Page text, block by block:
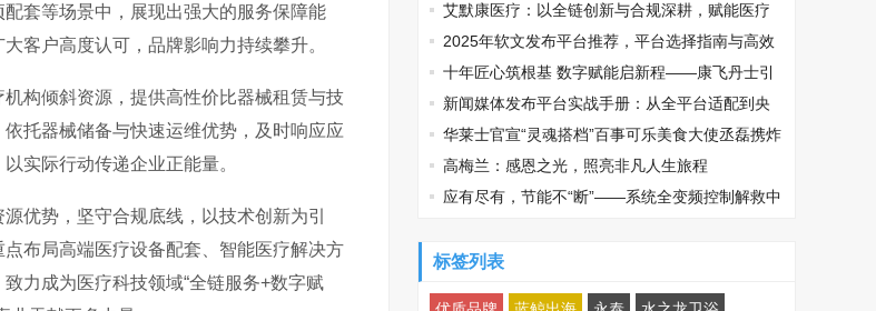
套等场景中，展现出强大的服务保障能
客户高度认可，品牌影响力持续攀升。
构倾斜资源，提供高性价比器械租赁与技
托器械储备与快速运维优势，及时响应应
实际行动传递企业正能量。
优势，坚守合规底线，以技术创新为引
布局高端医疗设备配套、智能医疗解决方
力成为医疗科技领域“全链服务+数字赋
推荐，让品牌传播少走弯路
艾默康医疗：以全链创新与合规深耕，赋能医疗
健康高质量发展
2025年软文发布平台推荐，平台选择指南与高效
投放策略
十年匠心筑根基 数字赋能启新程——康飞丹士引
领医疗服务生态升级
新闻媒体发布平台实战手册：从全平台适配到央
媒传播的精准路径
华莱士官宣“灵魂搭档”百事可乐美食大使丞磊携炸
鸡可乐邀您观战
高梅兰：感恩之光，照亮非凡人生旅程
应有尽有，节能不“断”——系统全变频控制解救中
标签列表